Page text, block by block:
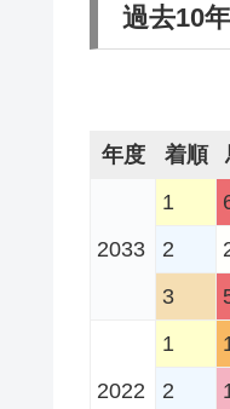
過去10
年度 着順
2033
1
2
3
2022
1
2